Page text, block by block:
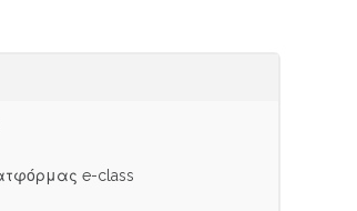
e-class